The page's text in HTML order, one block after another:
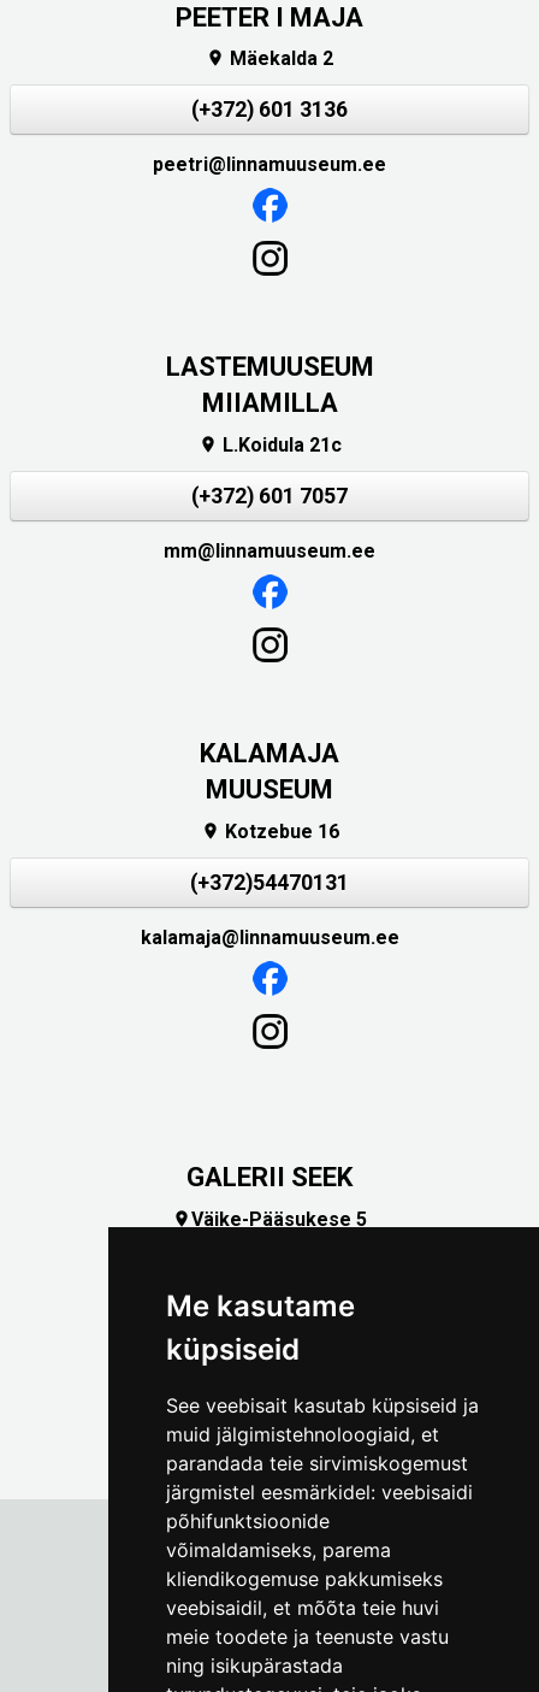
Me kasutame
küpsiseid
See veebisait kasutab küpsiseid ja
muid jälgimistehnoloogiaid, et
parandada teie sirvimiskogemust
järgmistel eesmärkidel: veebisaidi
põhifunktsioonide
võimaldamiseks, parema
kliendikogemuse pakkumiseks
veebisaidil, et mõõta teie huvi
meie toodete ja teenuste vastu
ning isikupärastada
PEETER I MAJA
 Mäekalda 2
(+372) 601 3136
peetri@linnamuuseum.ee
LASTEMUUSEUM
MIIAMILLA
 L.Koidula 21c
(+372) 601 7057
mm@linnamuuseum.ee
KALAMAJA
MUUSEUM
 Kotzebue 16
(+372)54470131
kalamaja@linnamuuseum.ee
GALERII SEEK
Väike-Pääsukese 5
Tallinna Linnamuuseum
Vene 17
E-R kell 9-17(+372) 610 4178